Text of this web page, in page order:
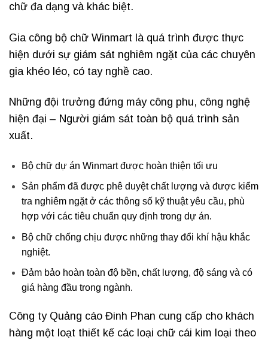
chữ đa dạng và khác biệt.
Gia công bộ chữ Winmart là quá trình được thực
hiện dưới sự giám sát nghiêm ngặt của các chuyên
gia khéo léo, có tay nghề cao.
Những đội trưởng đứng máy công phu, công nghệ
hiện đại – Người giám sát toàn bộ quá trình sản
xuất.
Bộ chữ dự án Winmart được hoàn thiện tối ưu
Sản phẩm đã được phê duyệt chất lượng và được kiểm
tra nghiêm ngặt ở các thông số kỹ thuật yêu cầu, phù
hợp với các tiêu chuẩn quy định trong dự án.
Bộ chữ chống chịu được những thay đổi khí hậu khắc
nghiệt.
Đảm bảo hoàn toàn độ bền, chất lượng, độ sáng và có
giá hàng đầu trong ngành.
Công ty Quảng cáo Đinh Phan cung cấp cho khách
hàng một loạt thiết kế các loại chữ cái kim loại theo